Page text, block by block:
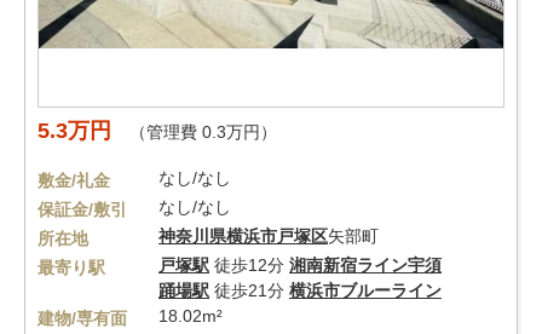
5.3万円 （管理費 0.3万円）
敷金/礼金
なし/なし
保証金/敷引
なし/なし
所在地
神奈川県横浜市戸塚区矢部町
最寄り駅
戸塚駅 徒歩12分 湘南新宿ライン宇須
踊場駅 徒歩21分 横浜市ブルーライン
建物/専有面
18.02m²